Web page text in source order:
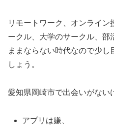
リモートワーク、オンライ
ークル、大学のサークル、部
ままならない時代なので少
しょう。
愛知県岡崎市で出会いがない
アプリは嫌、